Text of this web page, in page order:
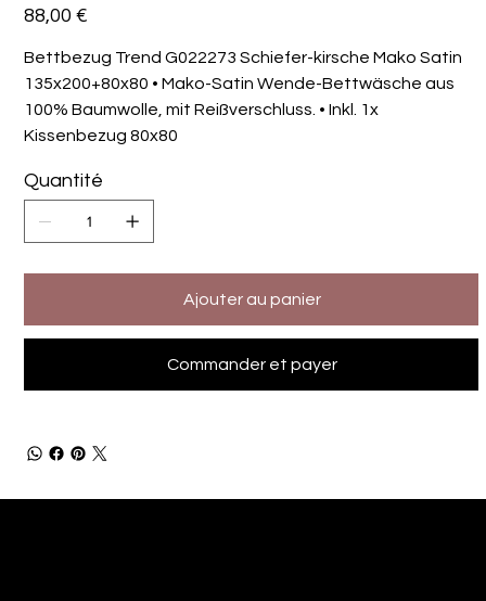
Prix
88,00 €
Bettbezug Trend G022273 Schiefer-kirsche Mako Satin
135x200+80x80 • Mako-Satin Wende-Bettwäsche aus
100% Baumwolle, mit Reißverschluss. • Inkl. 1x
Kissenbezug 80x80
Quantité
Ajouter au panier
Commander et payer